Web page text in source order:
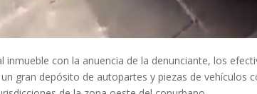
inmueble con la anuencia de la denunciante, los
gran depósito de autopartes y piezas de vehículos